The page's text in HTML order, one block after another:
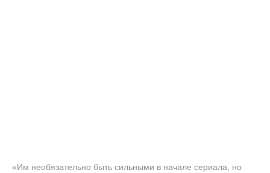
«Им необязательно быть сильными в начале сериала, но